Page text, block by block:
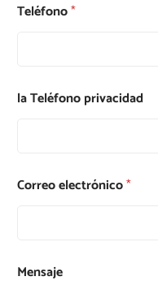
Teléfono*
la Teléfono privacidad
Correo electrónico*
Mensaje